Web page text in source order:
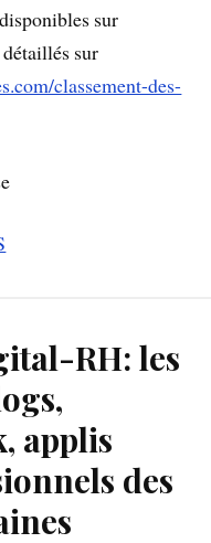
sur
sur
classement-des-
RH: les
applis
des